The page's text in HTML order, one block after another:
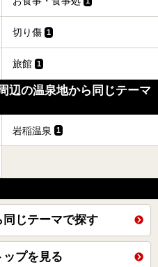
切り傷 1
旅館 1
辺の温泉地から同じテーマ
岩稲温泉 1
じテーマで探す
ップを見る